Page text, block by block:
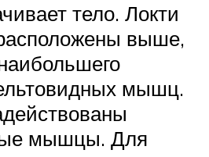
тело. Локти
выше,
мышц.
мышцы. Для